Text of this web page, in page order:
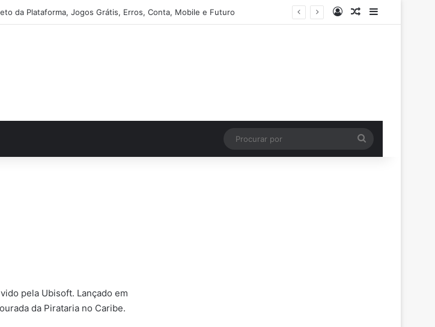
da Plataforma, Jogos Grátis, Erros, Conta, Mobile e Futuro EntrarArtigo aleatório
Barra Lateral
por
pela Ubisoft. Lançado em
da Pirataria no Caribe.